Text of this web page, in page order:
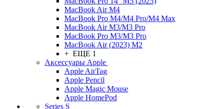
MacBook Air M4
MacBook Pro M4/M4 Pro/M4 Max
MacBook Air M3/M3 Pro
MacBook Pro M3/M3 Pro
MacBook Air (2023) M2
+ ЕЩЕ 1
Аксессуары Apple
Apple AirTag
Apple Pencil
Apple Magic Mouse
Apple HomePod
Series S